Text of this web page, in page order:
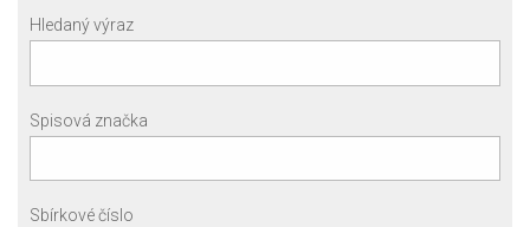
Hledaný výraz
Spisová značka
Sbírkové číslo